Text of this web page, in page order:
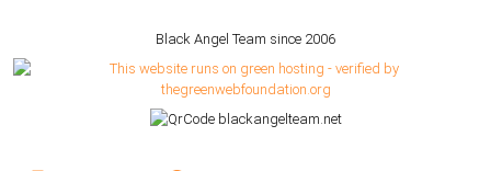
Black Angel Team since 2006